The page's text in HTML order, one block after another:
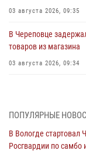
03 августа 2026, 09:35
В Череповце
товаров из магазина
03 августа 2026, 09:34
самбо
ЗА МИНУВШУЮ
ПОПУЛЯРНЫЕ
В Вологде стартовал
Росгвардии по самбо